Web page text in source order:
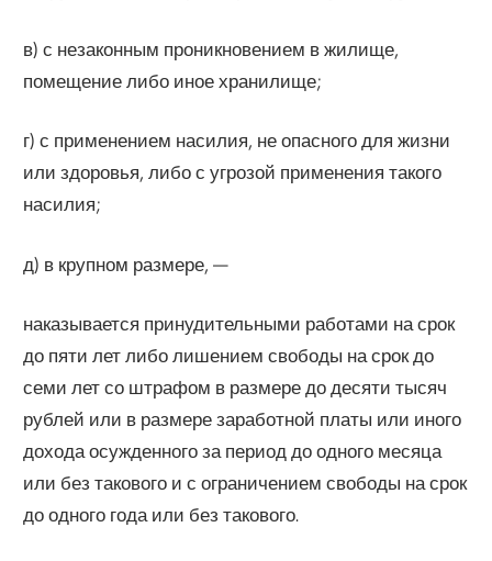
в) с незаконным проникновением в жилище,
помещение либо иное хранилище;
г) с применением насилия, не опасного для жизни
или здоровья, либо с угрозой применения такого
насилия;
д) в крупном размере, —
наказывается принудительными работами на срок
до пяти лет либо лишением свободы на срок до
семи лет со штрафом в размере до десяти тысяч
рублей или в размере заработной платы или иного
дохода осужденного за период до одного месяца
или без такового и с ограничением свободы на срок
до одного года или без такового.